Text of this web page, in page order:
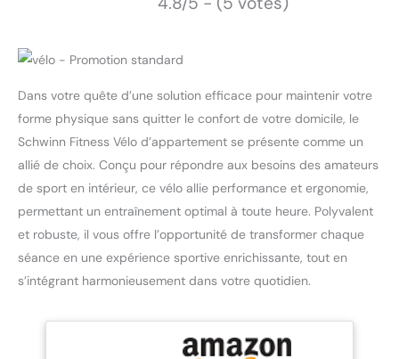
Dans votre quête d’une solution efficace pour maintenir votre
forme physique sans quitter le confort de votre domicile, le
Schwinn Fitness Vélo d’appartement se présente comme un
allié de choix. Conçu pour répondre aux besoins des amateurs
de sport en intérieur, ce vélo allie performance et ergonomie,
permettant un entraînement optimal à toute heure. Polyvalent
et robuste, il vous offre l’opportunité de transformer chaque
séance en une expérience sportive enrichissante, tout en
s’intégrant harmonieusement dans votre quotidien.